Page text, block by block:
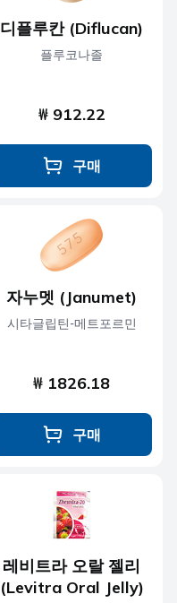
디플루칸 (Diflucan)
플루코나졸
₩ 912.22
구매
자누멧 (Janumet)
시타글립틴-메트포르민
₩ 1826.18
구매
레비트라 오랄 젤리
(Levitra Oral Jelly)